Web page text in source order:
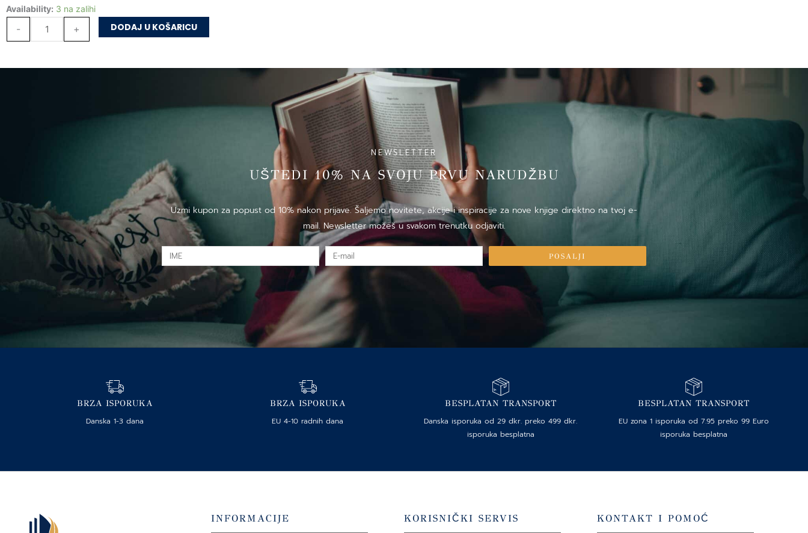
Availability: 3 na zalihi
-
Balada
dekadenta
količina
+ DODAJ U KOŠARICU
NEWSLETTER
UŠTEDI 10% NA SVOJU PRVU NARUDŽBU
Uzmi kupon za popust od 10% nakon prijave. Šaljemo novitete, akcije i inspiracije za nove knjige direktno na tvoj e-
mail. Newsletter možeš u svakom trenutku odjaviti.
IME
E-
mail
POSALJI
BRZA ISPORUKA
Danska 1-3 dana
BRZA ISPORUKA
EU 4-10 radnih dana
BESPLATAN TRANSPORT
Danska isporuka od 29 dkr. preko 499 dkr.
isporuka besplatna
BESPLATAN TRANSPORT
EU zona 1 isporuka od 7.95 preko 99 Euro
isporuka besplatna
INFORMACIJE KORISNIČKI SERVIS KONTAKT I POMOĆ